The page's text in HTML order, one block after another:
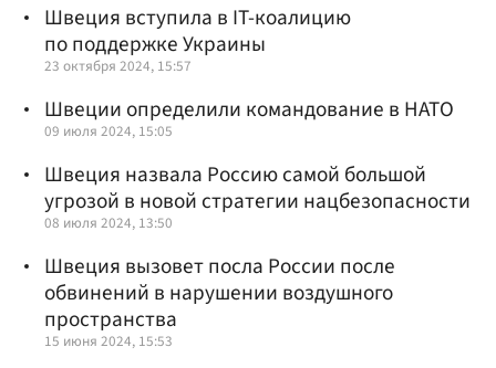
Швеция вступила в IT-коалицию
по поддержке Украины
23 октября 2024, 15:57
Швеции определили командование в НАТО
09 июля 2024, 15:05
Швеция назвала Россию самой большой
угрозой в новой стратегии нацбезопасности
08 июля 2024, 13:50
Швеция вызовет посла России после
обвинений в нарушении воздушного
пространства
15 июня 2024, 15:53